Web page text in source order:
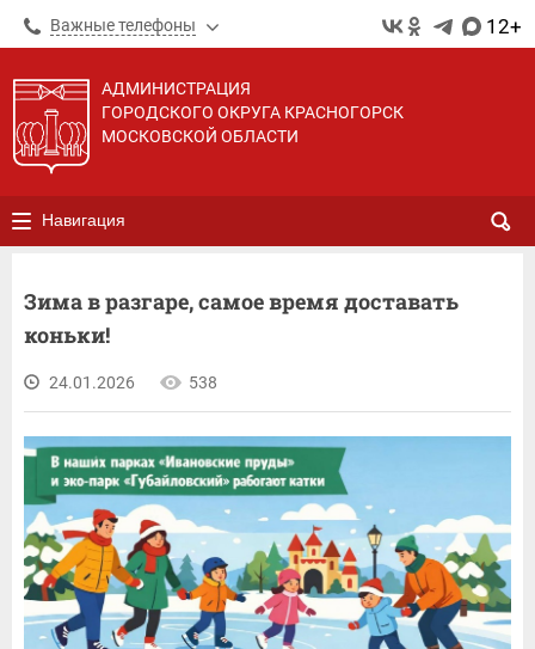
Важные телефоны 12+
АДМИНИСТРАЦИЯ
ГОРОДСКОГО ОКРУГА КРАСНОГОРСК
МОСКОВСКОЙ ОБЛАСТИ
Навигация
Зима в разгаре, самое время доставать
коньки!
24.01.2026 538